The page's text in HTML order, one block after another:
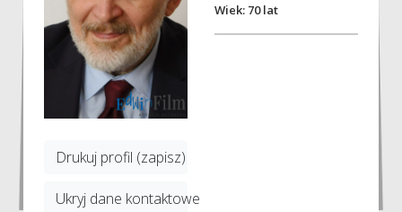
Drukuj profil (zapisz)
Ukryj dane kontaktowe
Wiek: 70 lat